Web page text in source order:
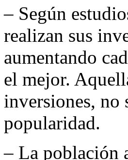
– Según
realizan sus
aumentando
el mejor.
inversiones, no
popularidad.
– La población